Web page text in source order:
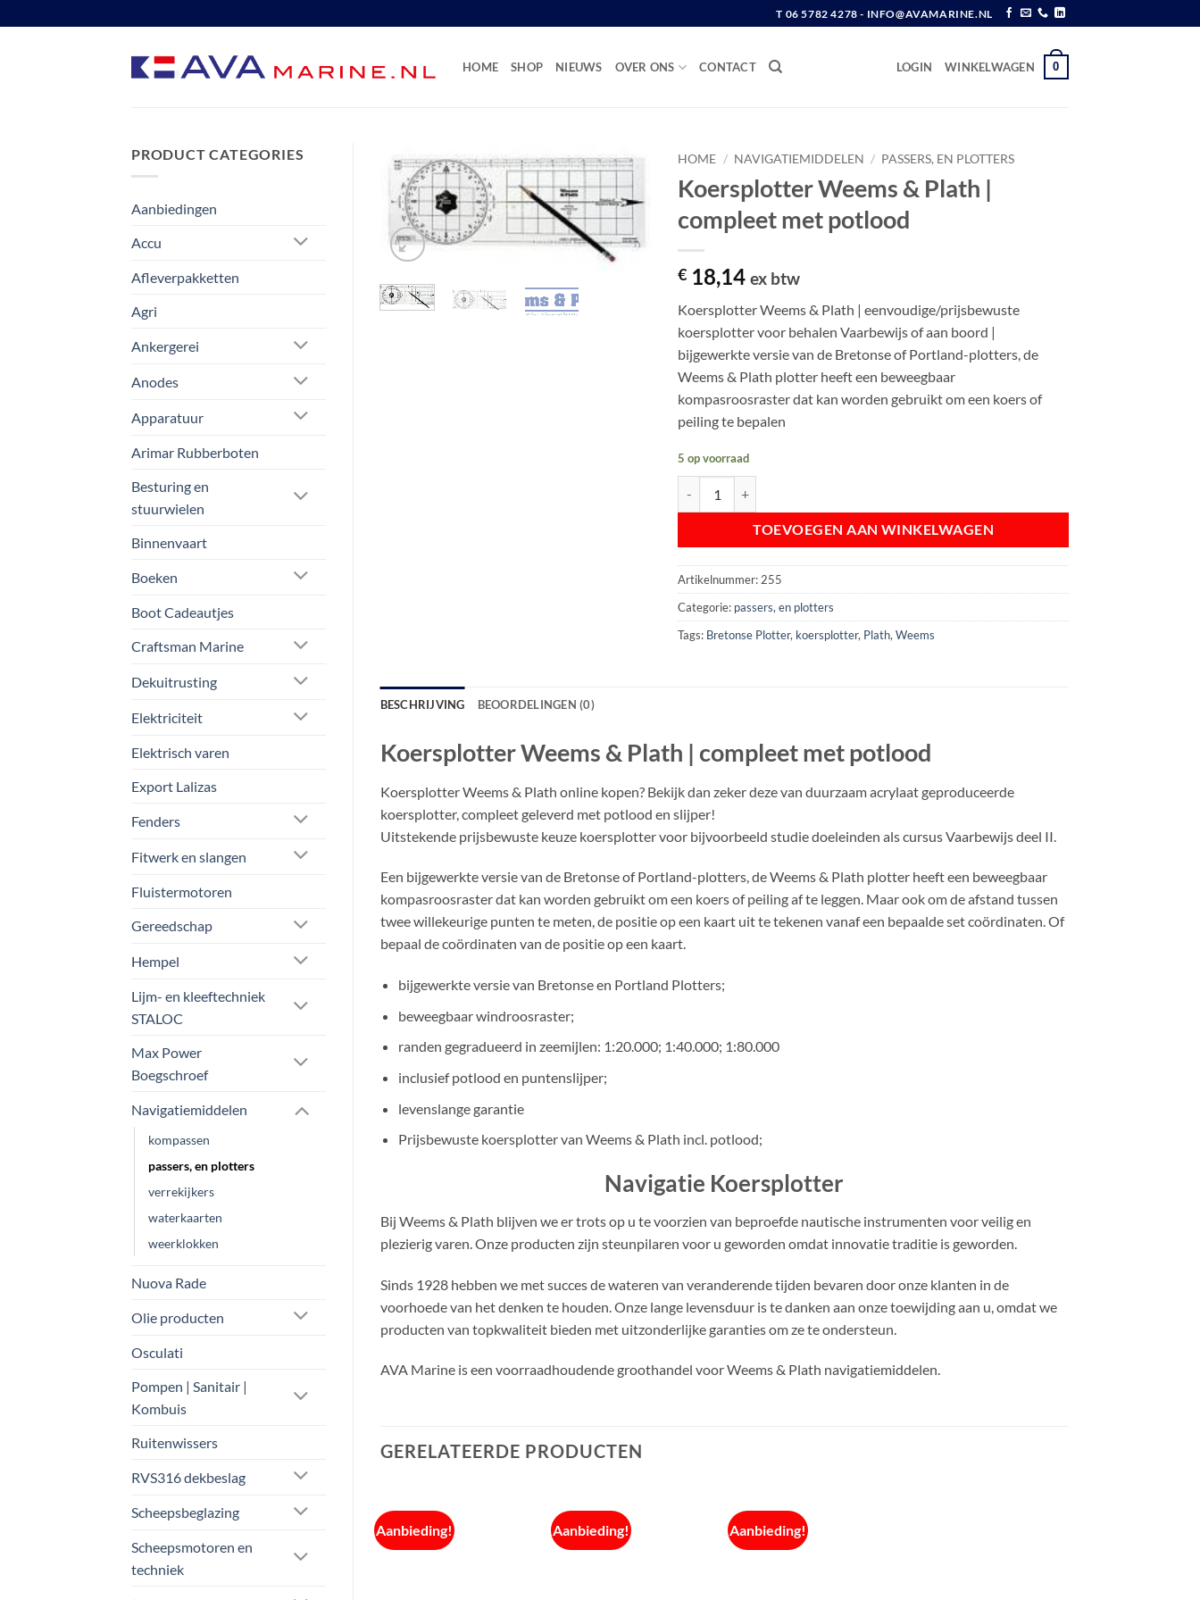
naar
T 06 5782 4278 - INFO@AVAMARINE.NL
HOME SHOP NIEUWS OVER ONS CONTACT LOGIN WINKELWAGEN 0
PRODUCT CATEGORIES
Aanbiedingen
Accu
Afleverpakketten
Agri
Ankergerei
Anodes
Apparatuur
Arimar Rubberboten
Besturing en
stuurwielen
Binnenvaart
Boeken
Boot Cadeautjes
Craftsman Marine
Dekuitrusting
Elektriciteit
Elektrisch varen
Export Lalizas
Fenders
Fitwerk en slangen
Fluistermotoren
Gereedschap
Hempel
Lijm- en kleeftechniek
STALOC
Max Power
Boegschroef
Navigatiemiddelen
kompassen
passers, en plotters
verrekijkers
waterkaarten
weerklokken
Nuova Rade
Olie producten
Osculati
Pompen | Sanitair |
Kombuis
Ruitenwissers
RVS316 dekbeslag
Scheepsbeglazing
Scheepsmotoren en
techniek
HOME / NAVIGATIEMIDDELEN / PASSERS, EN PLOTTERS
Koersplotter Weems & Plath |
compleet met potlood
€ 18,14 ex btw
Koersplotter Weems & Plath | eenvoudige/prijsbewuste
koersplotter voor behalen Vaarbewijs of aan boord |
bijgewerkte versie van de Bretonse of Portland-plotters, de
Weems & Plath plotter heeft een beweegbaar
kompasroosraster dat kan worden gebruikt om een ​​koers of
peiling te bepalen
5 op voorraad
TOEVOEGEN AAN WINKELWAGEN
Artikelnummer:255
Categorie: passers, en plotters
Tags: Bretonse Plotter, koersplotter, Plath,Weems
BESCHRIJVING BEOORDELINGEN (0)
Koersplotter Weems & Plath | compleet met potlood
Koersplotter Weems & Plath online kopen? Bekijk dan zeker deze van duurzaam acrylaat geproduceerde
koersplotter, compleet geleverd met potlood en slijper!
Uitstekende prijsbewuste keuze koersplotter voor bijvoorbeeld studie doeleinden als cursus Vaarbewijs deel II.
Een bijgewerkte versie van de Bretonse of Portland-plotters, de Weems & Plath plotter heeft een beweegbaar
kompasroosraster dat kan worden gebruikt om een ​​koers of peiling af te leggen. Maar ook om de afstand tussen
twee willekeurige punten te meten, de positie op een kaart uit te tekenen vanaf een bepaalde set coördinaten. Of
bepaal de coördinaten van de positie op een kaart.
bijgewerkte versie van Bretonse en Portland Plotters;
beweegbaar windroosraster;
randen gegradueerd in zeemijlen: 1:20.000; 1:40.000; 1:80.000
inclusief potlood en puntenslijper;
levenslange garantie
Prijsbewuste koersplotter van Weems & Plath incl. potlood;
Navigatie Koersplotter
Bij Weems & Plath blijven we er trots op u te voorzien van beproefde nautische instrumenten voor veilig en
plezierig varen. Onze producten zijn steunpilaren voor u geworden omdat innovatie traditie is geworden.
Sinds 1928 hebben we met succes de wateren van veranderende tijden bevaren door onze klanten in de
voorhoede van het denken te houden. Onze lange levensduur is te danken aan onze toewijding aan u, omdat we
producten van topkwaliteit bieden met uitzonderlijke garanties om ze te ondersteun.
AVA Marine is een voorraadhoudende groothandel voor Weems & Plath navigatiemiddelen.
GERELATEERDE PRODUCTEN
Aanbieding! Aanbieding! Aanbieding!